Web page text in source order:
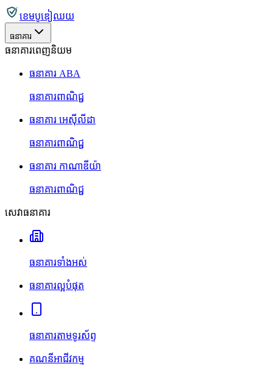
ខេមបូឌៀឈយ
ធនាគារ
ធនាគារពេញនិយម
ធនាគារ ABA
ធនាគារពាណិជ្ជ
ធនាគារ អេស៊ីលីដា
ធនាគារពាណិជ្ជ
ធនាគារ កាណាឌីយ៉ា
ធនាគារពាណិជ្ជ
សេវាធនាគារ
ធនាគារទាំងអស់
ធនាគារល្អបំផុត
ធនាគារតាមទូរស័ព្ទ
គណនីអាជីវកម្ម